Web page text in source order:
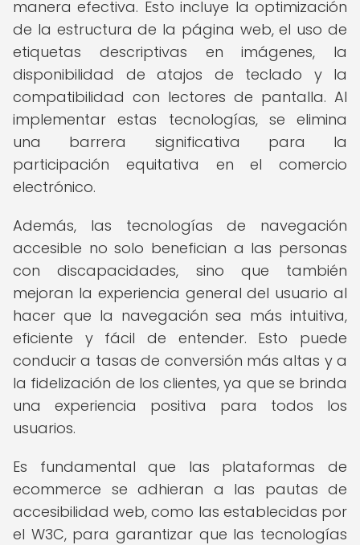
manera efectiva. Esto incluye la optimización
de la estructura de la página web, el uso de
etiquetas descriptivas en imágenes, la
disponibilidad de atajos de teclado y la
compatibilidad con lectores de pantalla. Al
implementar estas tecnologías, se elimina
una barrera significativa para la
participación equitativa en el comercio
electrónico.
Además, las tecnologías de navegación
accesible no solo benefician a las personas
con discapacidades, sino que también
mejoran la experiencia general del usuario al
hacer que la navegación sea más intuitiva,
eficiente y fácil de entender. Esto puede
conducir a tasas de conversión más altas y a
la fidelización de los clientes, ya que se brinda
una experiencia positiva para todos los
usuarios.
Es fundamental que las plataformas de
ecommerce se adhieran a las pautas de
accesibilidad web, como las establecidas por
el W3C, para garantizar que las tecnologías